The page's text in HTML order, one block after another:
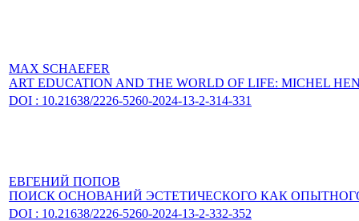
MAX SCHAEFER
ART EDUCATION AND THE WORLD OF LIFE: MICHEL
DOI : 10.21638/2226-5260-2024-13-2-314-331
ЕВГЕНИЙ ПОПОВ
ПОИСК ОСНОВАНИЙ ЭСТЕТИЧЕСКОГО КАК
DOI : 10.21638/2226-5260-2024-13-2-332-352